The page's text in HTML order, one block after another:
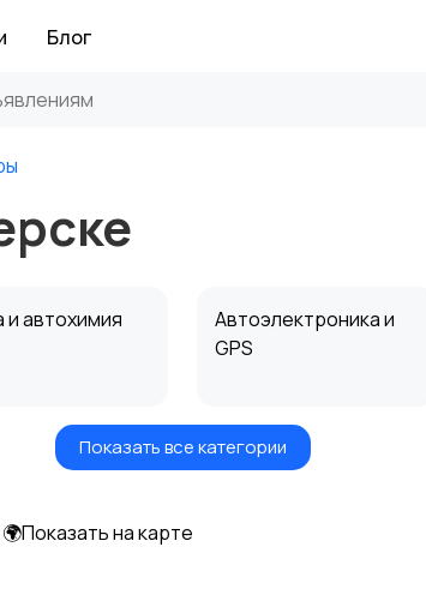
Блог
и автохимия
Автоэлектроника и
GPS
Другие запчасти
Показать все категории
🌍Показать на карте